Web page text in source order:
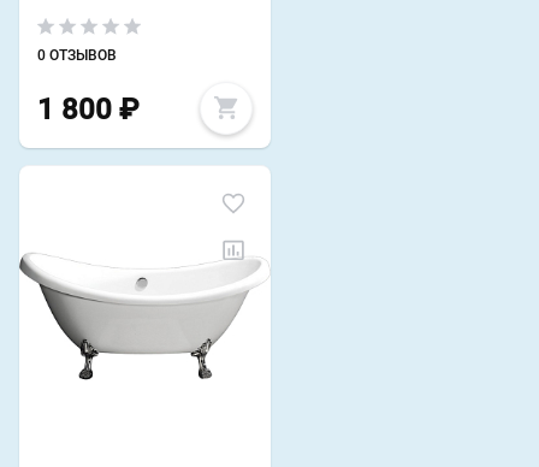
0 ОТЗЫВОВ
1 800 ₽